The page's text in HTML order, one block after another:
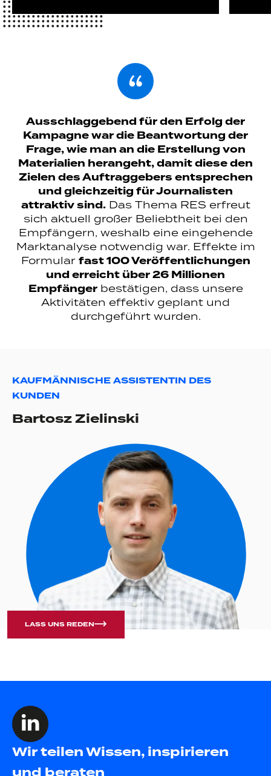
Ausschlaggebend für den Erfolg der
Kampagne war die Beantwortung der
Frage, wie man an die Erstellung von
Materialien herangeht, damit diese den
Zielen des Auftraggebers entsprechen
und gleichzeitig für Journalisten
attraktiv sind.Das Thema RES erfreut
sich aktuell großer Beliebtheit bei den
Empfängern, weshalb eine eingehende
Marktanalyse notwendig war. Effekte im
Formularfast 100 Veröffentlichungen
und erreicht über 26 Millionen
Empfängerbestätigen, dass unsere
Aktivitäten effektiv geplant und
durchgeführt wurden.
KAUFMÄNNISCHE ASSISTENTIN DES
KUNDEN
Bartosz Zielinski
LASS UNS REDEN
Wir teilen Wissen, inspirieren